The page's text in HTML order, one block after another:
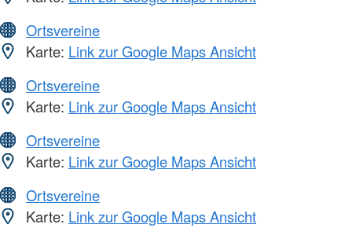
Ortsvereine
Karte: Link zur Google Maps Ansicht
Ortsvereine
Karte: Link zur Google Maps Ansicht
Ortsvereine
Karte: Link zur Google Maps Ansicht
Ortsvereine
Karte: Link zur Google Maps Ansicht